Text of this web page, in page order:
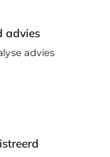
Cart
advies
advies